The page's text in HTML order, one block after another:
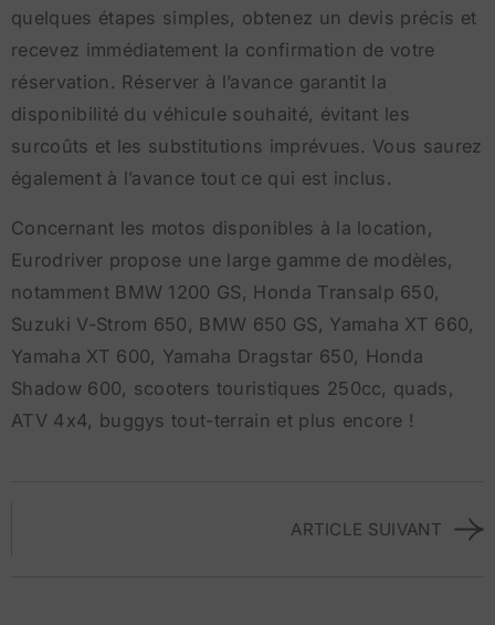
quelques étapes simples, obtenez un devis précis et
recevez immédiatement la confirmation de votre
réservation. Réserver à l’avance garantit la
disponibilité du véhicule souhaité, évitant les
surcoûts et les substitutions imprévues. Vous saurez
également à l’avance tout ce qui est inclus.
Concernant les motos disponibles à la location,
Eurodriver propose une large gamme de modèles,
notamment BMW 1200 GS, Honda Transalp 650,
Suzuki V-Strom 650, BMW 650 GS, Yamaha XT 660,
Yamaha XT 600, Yamaha Dragstar 650, Honda
Shadow 600, scooters touristiques 250cc, quads,
ATV 4x4, buggys tout-terrain et plus encore !
ARTICLE SUIVANT